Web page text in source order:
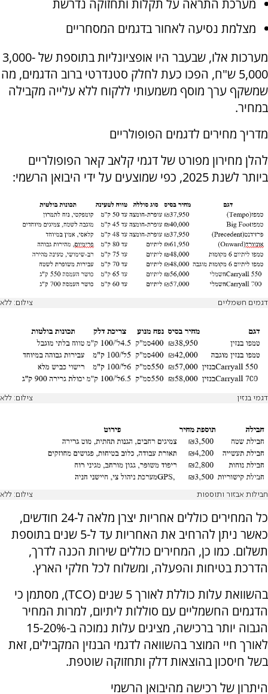
מערכת התראה על תקלות ותחזוקה נדרשת
מצלמת נסיעה לאחור בדגמים המסחריים
מערכות אלו, שבעבר היו אופציונליות בתוספת של 3,000-
5,000 ש"ח, הפכו כעת לחלק סטנדרטי ברוב הדגמים, מה
שמשקף ערך מוסף משמעותי ללקוח ללא עלייה מקבילה
במחיר.
מדריך מחירים לדגמים הפופולריים
להלן מחירון מפורט של דגמי קלאב קאר הפופולריים
ביותר לשנת 2025, כפי שמוצעים על ידי היבואן הרשמי:
דגמים חשמליים צילום: ללא
דגמי בנזין צילום: ללא
חבילות אבזור ותוספות צילום: ללא
כל המחירים כוללים אחריות יצרן מלאה ל-24 חודשים,
כאשר ניתן להרחיב את האחריות עד ל-5 שנים בתוספת
תשלום. כמו כן, המחירים כוללים שירות הכנה לדרך,
הדרכת בטיחות והפעלה, ומשלוח לכל חלקי הארץ.
בהשוואת עלות כוללת לאורך 5 שנים (
TCO), מסתמן כי
הדגמים החשמליים עם סוללות ליתיום, למרות המחיר
הגבוה יותר ברכישה, מציגים עלות נמוכה ב-15-20%
לאורך חיי המוצר בהשוואה לדגמי הבנזין המקבילים, זאת
בשל חיסכון בהוצאות דלק ותחזוקה שוטפת.
היתרון של רכישה מהיבואן הרשמי